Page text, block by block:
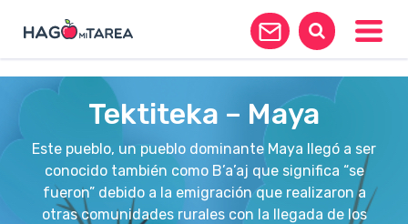
Tektiteka – Maya
Este pueblo, un pueblo dominante Maya llegó a ser
conocido también como B’a’aj que significa “se
fueron” debido a la emigración que realizaron a
otras comunidades rurales con la llegada de los